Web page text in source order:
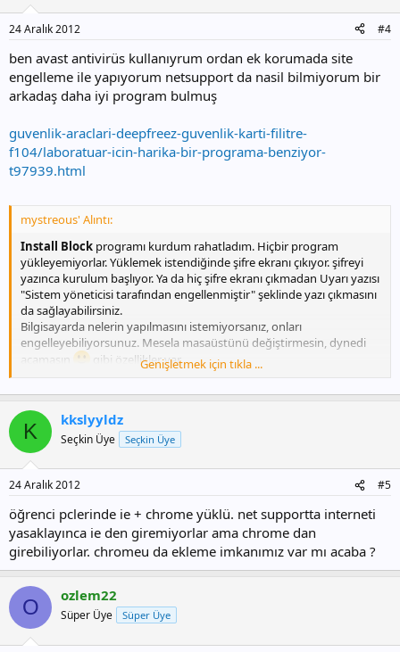
24 Aralık 2012 #4
ben avast antivirüs kullanıyrum ordan ek korumada site
engelleme ile yapıyorum netsupport da nasil bilmiyorum bir
arkadaş daha iyi program bulmuş
guvenlik-araclari-deepfreez-guvenlik-karti-filitre-
f104/laboratuar-icin-harika-bir-programa-benziyor-
t97939.html
mystreous' Alıntı:
Install Block programı kurdum rahatladım. Hiçbir program
yükleyemiyorlar. Yüklemek istendiğinde şifre ekranı çıkıyor. şifreyi
yazınca kurulum başlıyor. Ya da hiç şifre ekranı çıkmadan Uyarı yazısı
"Sistem yöneticisi tarafından engellenmiştir" şeklinde yazı çıkmasını
da sağlayabilirsiniz.
Bilgisayarda nelerin yapılmasını istemiyorsanız, onları
engelleyebiliyorsunuz. Mesela masaüstünü değiştirmesin, dynedi
açamasın
gibi özellikler var.
Googlede arama çubuğuna sizin belirlediğiniz kelimeleri "oyun,
game ... " yazınca sayfa kapansın gibi seçenekler var.
Kullanın, kullandıkça beni hatırlayın
Genişletmek için tıkla ...
K kkslyyldz
Seçkin Üye Seçkin Üye
24 Aralık 2012 #5
öğrenci pclerinde ie + chrome yüklü. net supportta interneti
yasaklayınca ie den giremiyorlar ama chrome dan
girebiliyorlar. chromeu da ekleme imkanımız var mı acaba ?
O ozlem22
Süper Üye Süper Üye